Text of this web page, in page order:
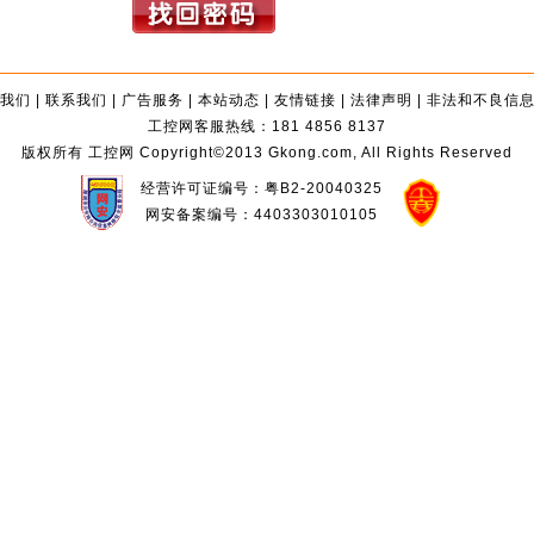
们 | 联系我们 | 广告服务 | 本站动态 | 友情链接 | 法律声明 | 非法和不良信
工控网客服热线：181 4856 8137
版权所有 工控网 Copyright©2013 Gkong.com, All Rights Reserved
经营许可证编号：粤B2-20040325
网安备案编号：4403303010105